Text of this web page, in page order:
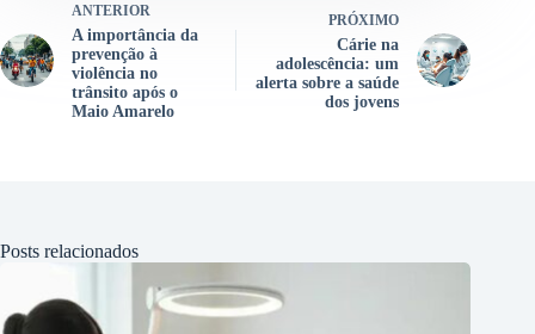
ANTERIOR
A importância da
prevenção à
violência no
trânsito após o
Maio Amarelo
PRÓXIMO
Cárie na
adolescência: um
alerta sobre a saúde
dos jovens
Posts relacionados